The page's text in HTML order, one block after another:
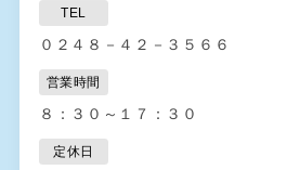
TEL
０２４８－４２－３５６６
営業時間
８：３０～１７：３０
定休日